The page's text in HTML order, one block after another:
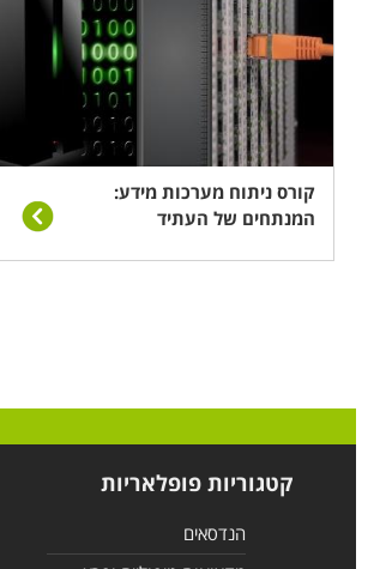
קורס ניתוח מערכות מידע:
המנתחים של העתיד
קטגוריות פופלאריות
הנדסאים